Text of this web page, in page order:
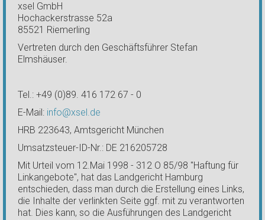
xsel GmbH
Hochackerstrasse 52a
85521 Riemerling
Vertreten durch den Geschäftsführer Stefan
Elmshäuser.
Tel.: +49 (0)89. 416 172 67 - 0
E-Mail: info@xsel.de
HRB 223643, Amtsgericht München
Umsatzsteuer-ID-Nr.: DE 216205728
Mit Urteil vom 12.Mai 1998 - 312 O 85/98 "Haftung für
Linkangebote", hat das Landgericht Hamburg
entschieden, dass man durch die Erstellung eines Links,
die Inhalte der verlinkten Seite ggf. mit zu verantworten
hat. Dies kann, so die Ausführungen des Landgericht